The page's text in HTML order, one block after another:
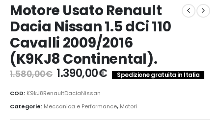
Motore Usato Renault
Dacia Nissan 1.5 dCi 110
Cavalli 2009/2016
(K9KJ8 Continental).
1.580,00€ Il
prezzo
originale
era:
1.580,00€.
1.390,00€Il
prezzo
è:
1.390,00€.
Spedizione gratuita in Italia
COD: K9kJ8RenaultDaciaNissan
Categorie: Meccanica e Performance, Motori